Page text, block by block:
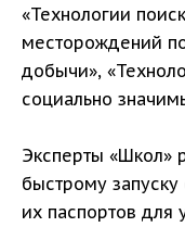
«Технологии
месторождений
добычи»,
социально
Эксперты «Школ»
быстрому запуску
их паспортов для